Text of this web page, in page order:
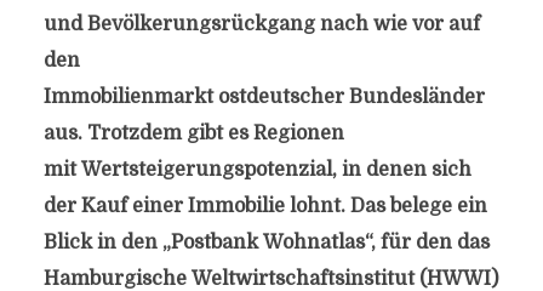
und Bevölkerungsrückgang nach wie vor auf
den
Immobilienmarkt ostdeutscher Bundesländer
aus. Trotzdem gibt es Regionen
mit Wertsteigerungspotenzial, in denen sich
der Kauf einer Immobilie lohnt. Das belege ein
Blick in den „Postbank Wohnatlas“, für den das
Hamburgische Weltwirtschaftsinstitut (HWWI)